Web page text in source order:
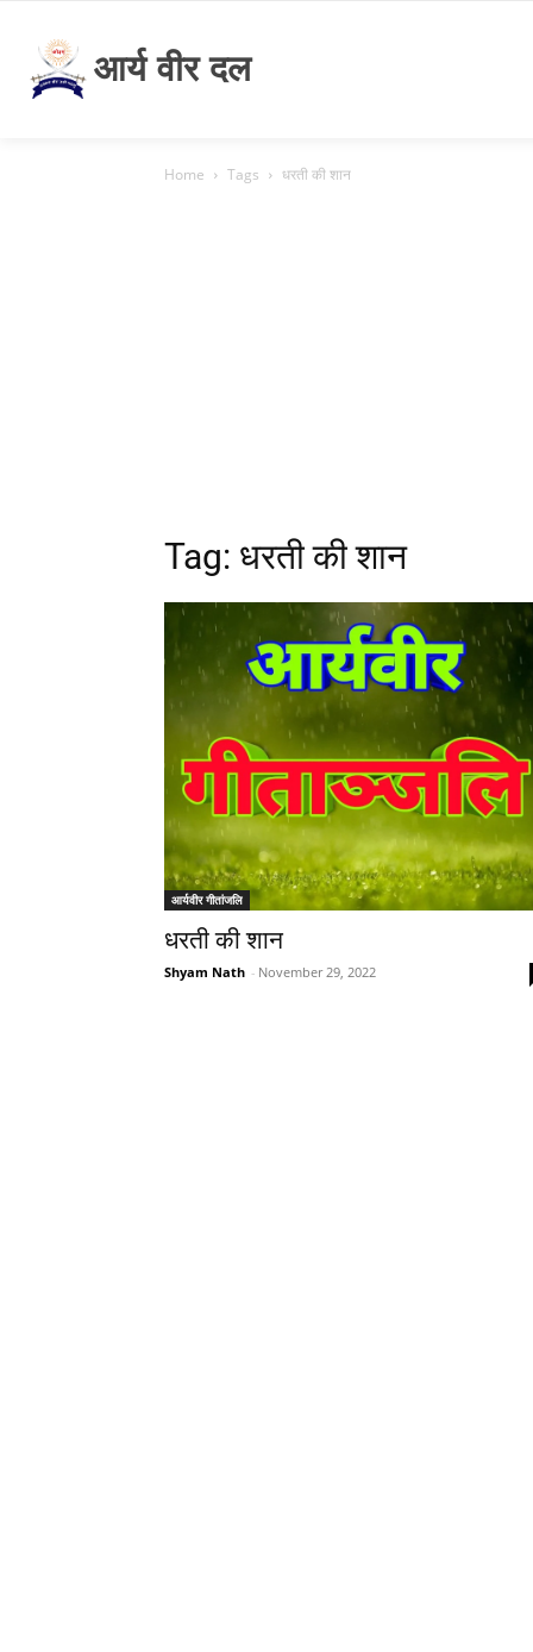
आर्य वीर दल
Home Tags धरती की शान
Tag: धरती की शान
आर्यवीर गीतांजलि
धरती की शान
Shyam Nath - November 29, 2022